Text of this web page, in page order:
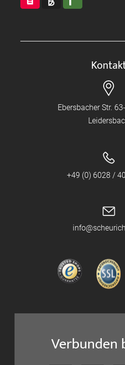
Ebersbacher Str.
+49 (0) 6028 /
Verbunden